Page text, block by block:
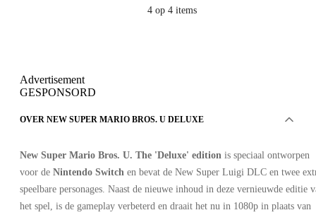
4 op 4 items
Advertisement
GESPONSORD
OVER NEW SUPER MARIO BROS. U DELUXE
New Super Mario Bros. U. The 'Deluxe' edition is speciaal ontworpen
voor de Nintendo Switch en bevat de New Super Luigi DLC en twee
speelbare personages. Naast de nieuwe inhoud in deze vernieuwde editie
het spel, is de gameplay verbeterd en draait het nu in 1080p in plaats van